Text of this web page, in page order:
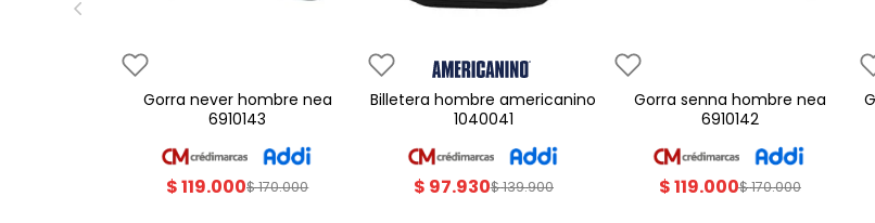
gorra never hombre nea
6910143
$119.000$170.000
billetera hombre americanino
1040041
$ 97.930$139.900
gorra senna hombre nea
6910142
$119.000$170.000